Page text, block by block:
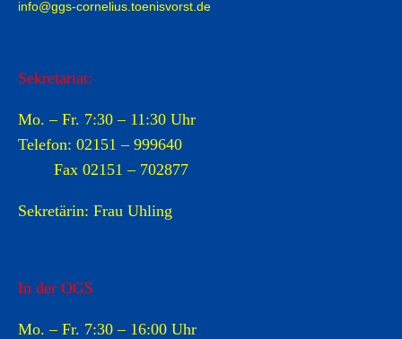
info@ggs-cornelius.toenisvorst.de
Sekretariat:
Mo. – Fr. 7:30 – 11:30 Uhr
Telefon: 02151 – 999640
Fax 02151 – 702877
Sekretärin: Frau Uhling
In der OGS
Mo. – Fr. 7:30 – 16:00 Uhr